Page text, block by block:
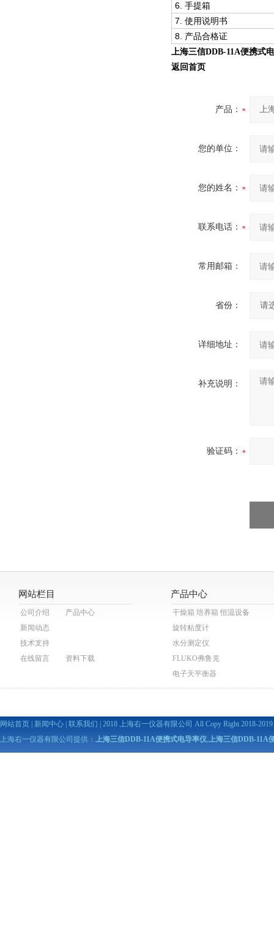
6. 手提箱
7. 使用说明书
8. 产品合格证
上海三信DDB-11A便携式
返回首页
产品：
您的单位：
您的姓名：
联系电话：
常用邮箱：
省份：
详细地址：
补充说明：
验证码：
网站栏目
公司介绍
产品中心
新闻动态
技术支持
在线留言
资料下载
产品中心
干燥箱 培养箱 恒温设备
旋转粘度计
水分测定仪
FLUKO弗鲁克
电子天平衡器
网站首页 新闻中心 联系我们 | 2018 上海右一仪器有限公司 All Copy Right 2018-
上海右一仪器有限公司提供： 上海三信DDB-11A便携式电导率仪,上海三信DDB-11A